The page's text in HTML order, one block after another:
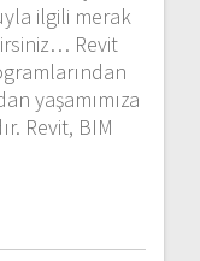
ilgili merak
Revit
yaşamımıza
Revit, BIM